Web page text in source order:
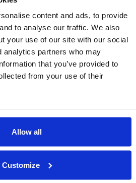
content and ads, to provide
to analyse our traffic. We also
your use of our site with our social
analytics partners who may
that you’ve provided to
from your use of their
Allow all
Customize
do ‘Linisher’ de